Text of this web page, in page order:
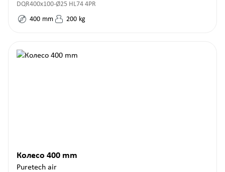
DQR400x100-Ø25 HL74 4PR
400 mm 200 kg
Колесо 400 mm
Puretech air